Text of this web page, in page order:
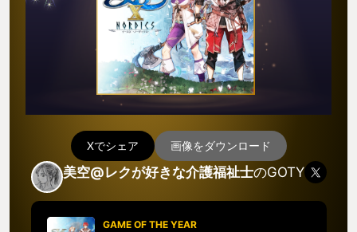
Xでシェア 画像をダウンロード
美空@レクが好きな介護福祉士のGOTY
GAME OF THE YEAR